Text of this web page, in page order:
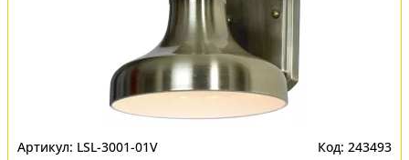
LSL-3001-01V 243493